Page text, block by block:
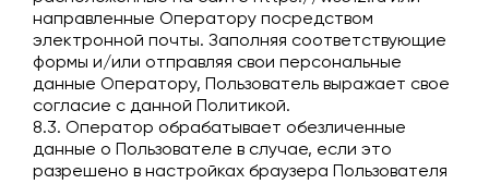
направленные Оператору посредством
электронной почты. Заполняя соответствующие
формы и/или отправляя свои персональные
данные Оператору, Пользователь выражает свое
согласие с данной Политикой.
8.3. Оператор обрабатывает обезличенные
данные о Пользователе в случае, если это
разрешено в настройках браузера Пользователя